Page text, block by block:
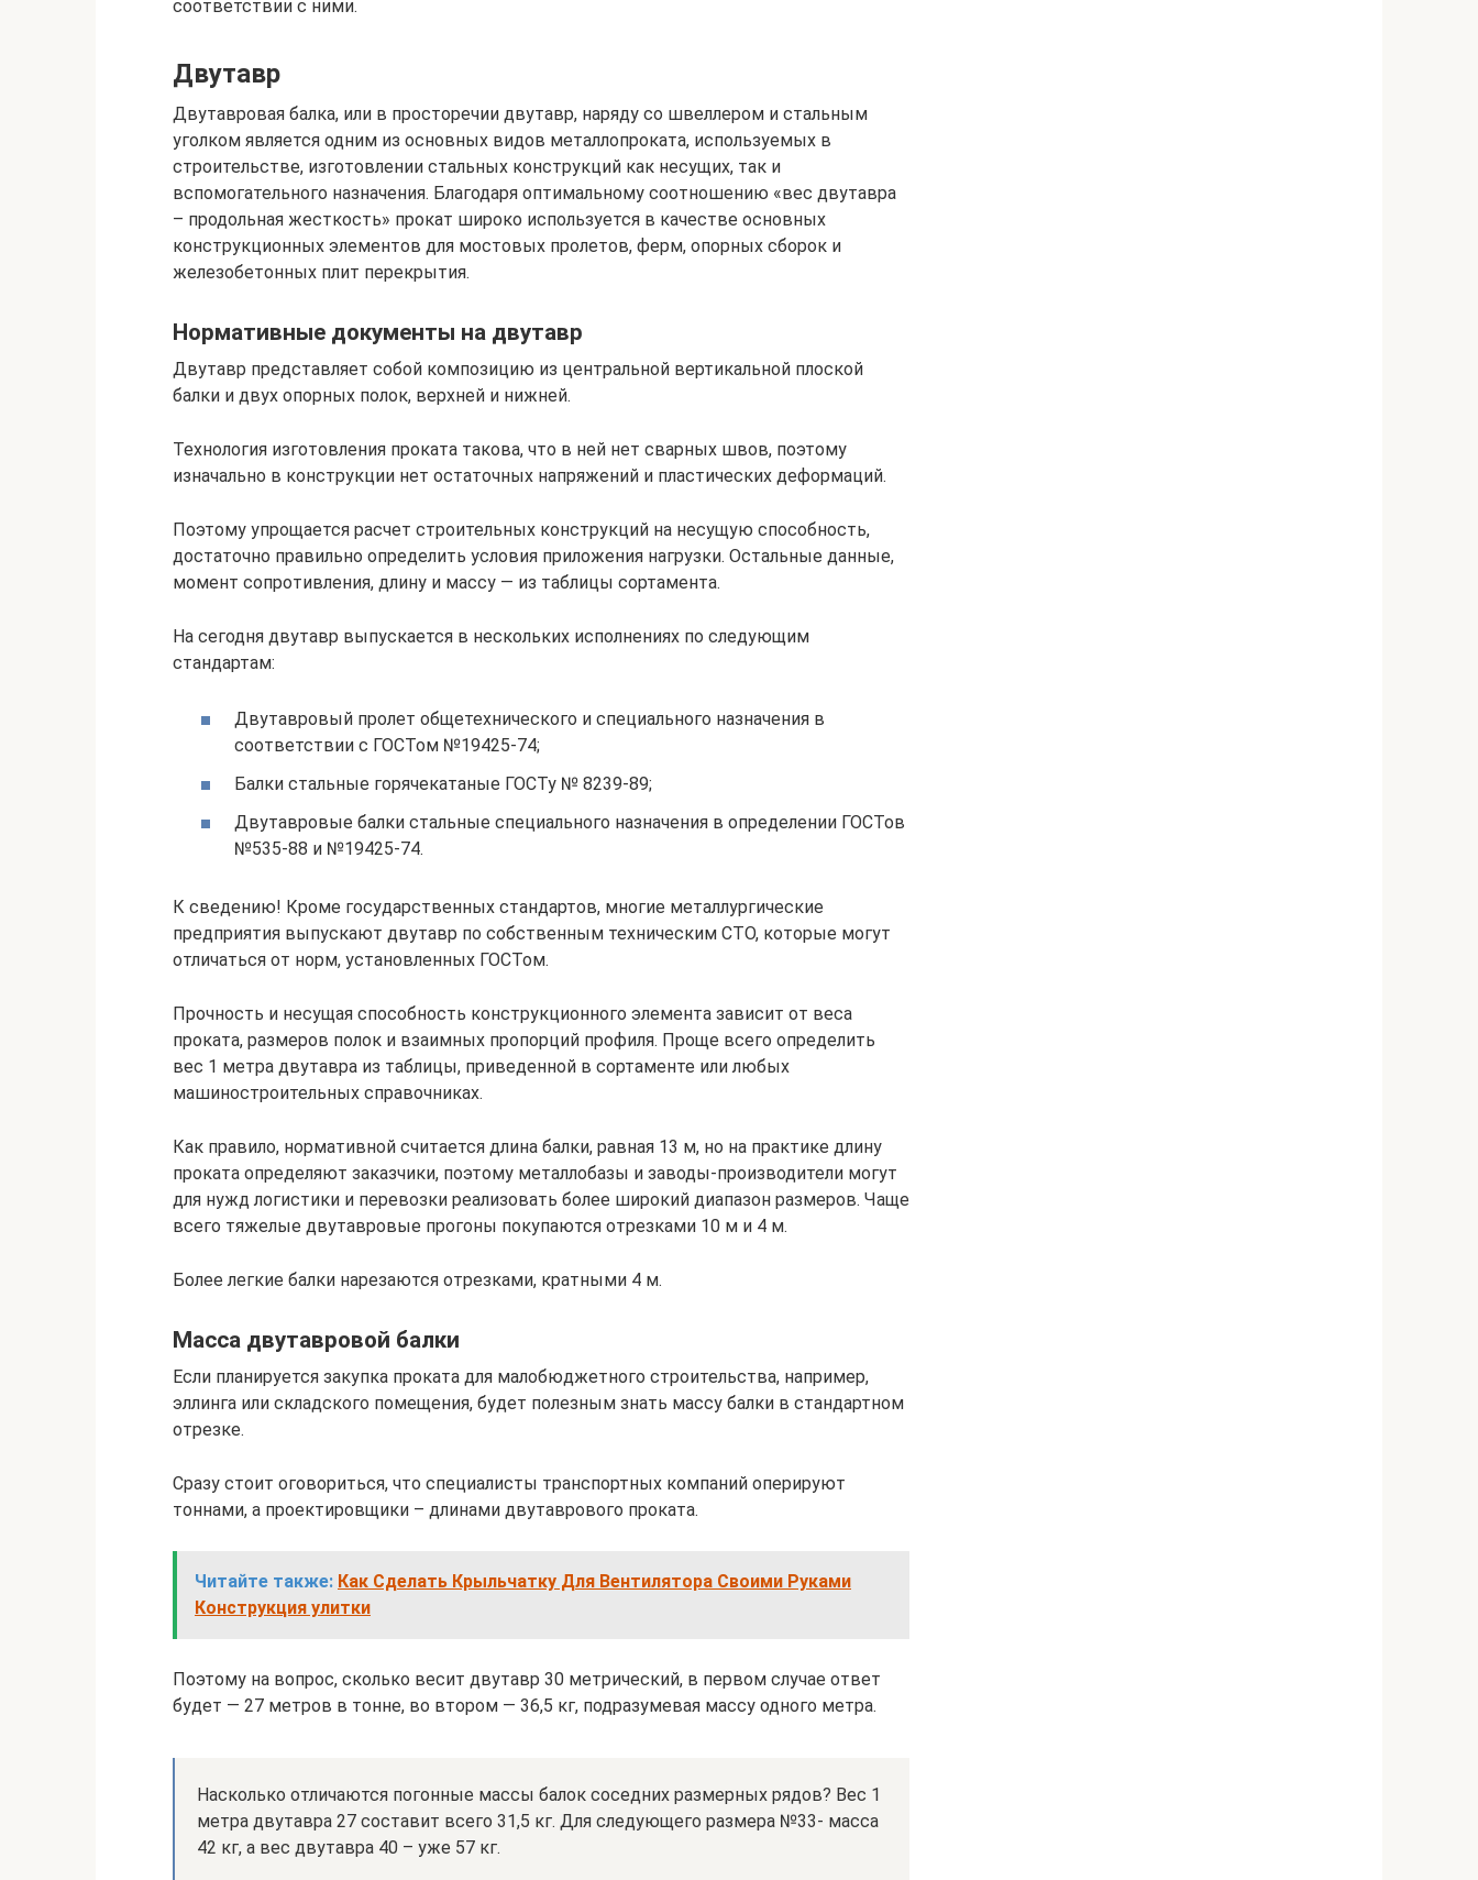
соответствии с ними.
Двутавр
Двутавровая балка, или в просторечии двутавр, наряду со швеллером и стальным
уголком является одним из основных видов металлопроката, используемых в
строительстве, изготовлении стальных конструкций как несущих, так и
вспомогательного назначения. Благодаря оптимальному соотношению «вес двутавра
– продольная жесткость» прокат широко используется в качестве основных
конструкционных элементов для мостовых пролетов, ферм, опорных сборок и
железобетонных плит перекрытия.
Нормативные документы на двутавр
Двутавр представляет собой композицию из центральной вертикальной плоской
балки и двух опорных полок, верхней и нижней.
Технология изготовления проката такова, что в ней нет сварных швов, поэтому
изначально в конструкции нет остаточных напряжений и пластических деформаций.
Поэтому упрощается расчет строительных конструкций на несущую способность,
достаточно правильно определить условия приложения нагрузки. Остальные данные,
момент сопротивления, длину и массу — из таблицы сортамента.
На сегодня двутавр выпускается в нескольких исполнениях по следующим
стандартам:
Двутавровый пролет общетехнического и специального назначения в
соответствии с ГОСТом №19425-74;
Балки стальные горячекатаные ГОСТу № 8239-89;
Двутавровые балки стальные специального назначения в определении ГОСТов
№535-88 и №19425-74.
К сведению! Кроме государственных стандартов, многие металлургические
предприятия выпускают двутавр по собственным техническим СТО, которые могут
отличаться от норм, установленных ГОСТом.
Прочность и несущая способность конструкционного элемента зависит от веса
проката, размеров полок и взаимных пропорций профиля. Проще всего определить
вес 1 метра двутавра из таблицы, приведенной в сортаменте или любых
машиностроительных справочниках.
Как правило, нормативной считается длина балки, равная 13 м, но на практике длину
проката определяют заказчики, поэтому металлобазы и заводы-производители могут
для нужд логистики и перевозки реализовать более широкий диапазон размеров. Чаще
всего тяжелые двутавровые прогоны покупаются отрезками 10 м и 4 м.
Более легкие балки нарезаются отрезками, кратными 4 м.
Масса двутавровой балки
Если планируется закупка проката для малобюджетного строительства, например,
эллинга или складского помещения, будет полезным знать массу балки в стандартном
отрезке.
Сразу стоит оговориться, что специалисты транспортных компаний оперируют
тоннами, а проектировщики – длинами двутаврового проката.
Читайте также: Как Сделать Крыльчатку Для Вентилятора Своими Руками
Конструкция улитки
Поэтому на вопрос, сколько весит двутавр 30 метрический, в первом случае ответ
будет — 27 метров в тонне, во втором — 36,5 кг, подразумевая массу одного метра.
Насколько отличаются погонные массы балок соседних размерных рядов? Вес 1
метра двутавра 27 составит всего 31,5 кг. Для следующего размера №33- масса
42 кг, а вес двутавра 40 – уже 57 кг.